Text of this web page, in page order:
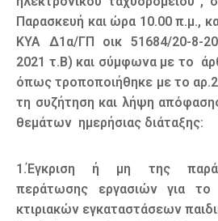
Παρασκευή και ώρα 10.00 π.μ.,
ΚΥΑ Δ1α/ΓΠ οικ 51684/20-8-
2021 τ.Β) και σύμφωνα με το
όπως τροποποιήθηκε με το
τη συζήτηση και λήψη
θεμάτων ημερήσιας διάταξης:
1.Έγκριση ή μη της
περάτωσης εργασιών για το
κτιριακών εγκαταστάσεων